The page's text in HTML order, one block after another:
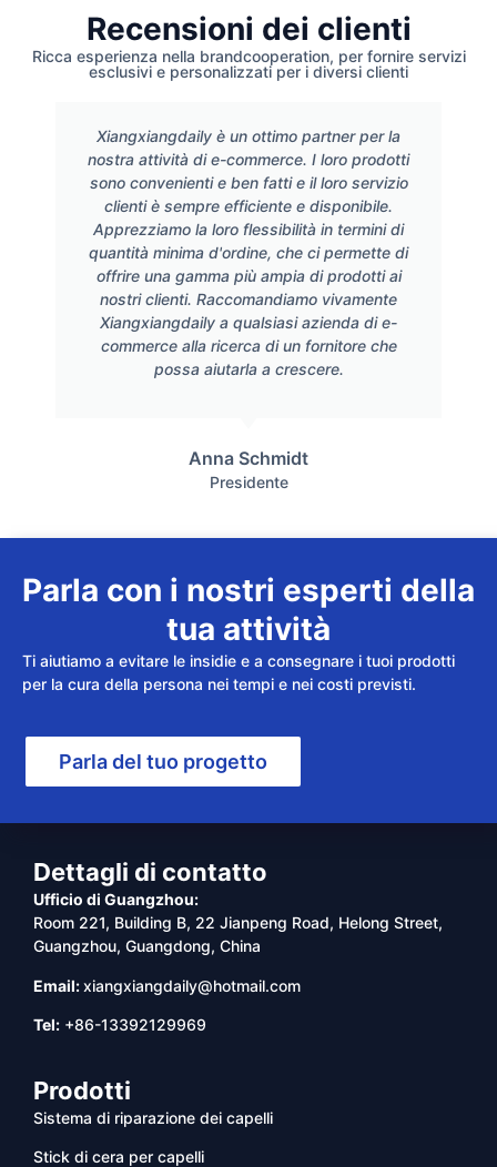
Recensioni dei clienti
Ricca esperienza nella brandcooperation, per fornire servizi
esclusivi e personalizzati per i diversi clienti
Xiangxiangdaily è un ottimo partner per la
nostra attività di e-commerce. I loro prodotti
sono convenienti e ben fatti e il loro servizio
clienti è sempre efficiente e disponibile.
Apprezziamo la loro flessibilità in termini di
quantità minima d'ordine, che ci permette di
offrire una gamma più ampia di prodotti ai
nostri clienti. Raccomandiamo vivamente
Xiangxiangdaily a qualsiasi azienda di e-
commerce alla ricerca di un fornitore che
possa aiutarla a crescere.
Anna Schmidt
Presidente
Parla con i nostri esperti della
tua attività
Ti aiutiamo a evitare le insidie e a consegnare i tuoi prodotti
per la cura della persona nei tempi e nei costi previsti.
Parla del tuo progetto
Dettagli di contatto
Ufficio di Guangzhou:
Room 221, Building B, 22 Jianpeng Road, Helong Street,
Guangzhou, Guangdong, China
Email:xiangxiangdaily@hotmail.com
Tel: +86-13392129969
Prodotti
Sistema di riparazione dei capelli
Stick di cera per capelli